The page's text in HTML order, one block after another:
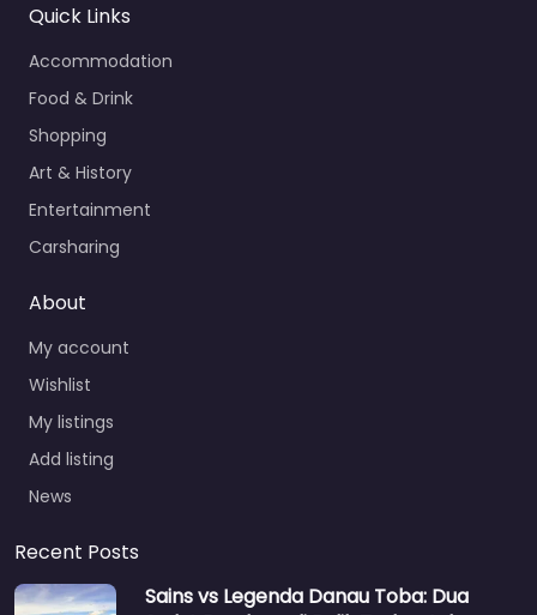
Quick Links
Accommodation
Food & Drink
Shopping
Art & History
Entertainment
Carsharing
About
My account
Wishlist
My listings
Add listing
News
Recent Posts
Sains vs Legenda Danau Toba: Dua